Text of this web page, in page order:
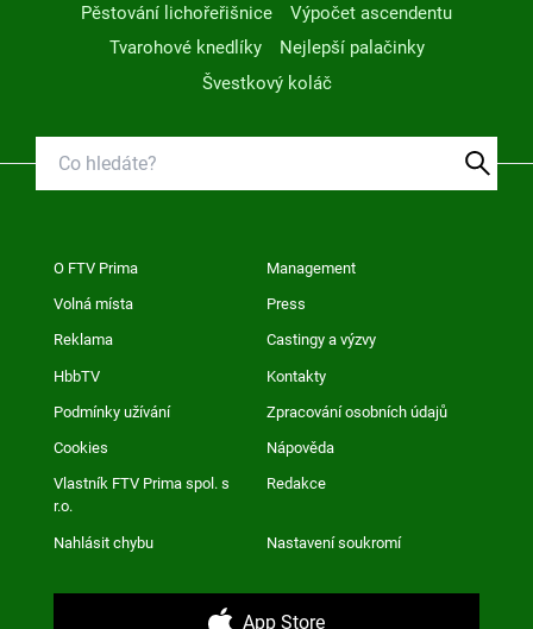
Pěstování lichořeřišnice
Výpočet ascendentu
Tvarohové knedlíky
Nejlepší palačinky
Švestkový koláč
O FTV Prima Management
Volná místa Press
Reklama Castingy a výzvy
HbbTV Kontakty
Podmínky užívání Zpracování osobních údajů
Cookies Nápověda
Vlastník FTV Prima spol. s
r.o.
Redakce
Nahlásit chybu Nastavení soukromí
App Store